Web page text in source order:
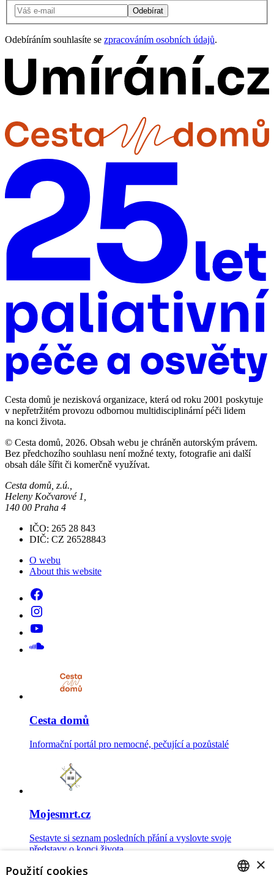
Odebírat
Odebíráním souhlasíte se zpracováním osobních údajů.
Cesta domů je nezisková organizace, která od roku 2001 poskytuje
v nepřetržitém provozu odbornou multidisciplinární péči lidem
na konci života.
© Cesta domů, 2026. Obsah webu je chráněn autorským právem.
Bez předchozího souhlasu není možné texty, fotografie ani další
obsah dále šířit či komerčně využívat.
Cesta domů, z.ú.,
Heleny Kočvarové 1,
140 00 Praha 4
IČO: 265 28 843
DIČ: CZ 26528843
O webu
About this website
Cesta domů
Informační portál pro nemocné, pečující a pozůstalé
Mojesmrt.cz
Sestavte si seznam posledních přání a vyslovte svoje
představy o konci života
×
Použití cookies